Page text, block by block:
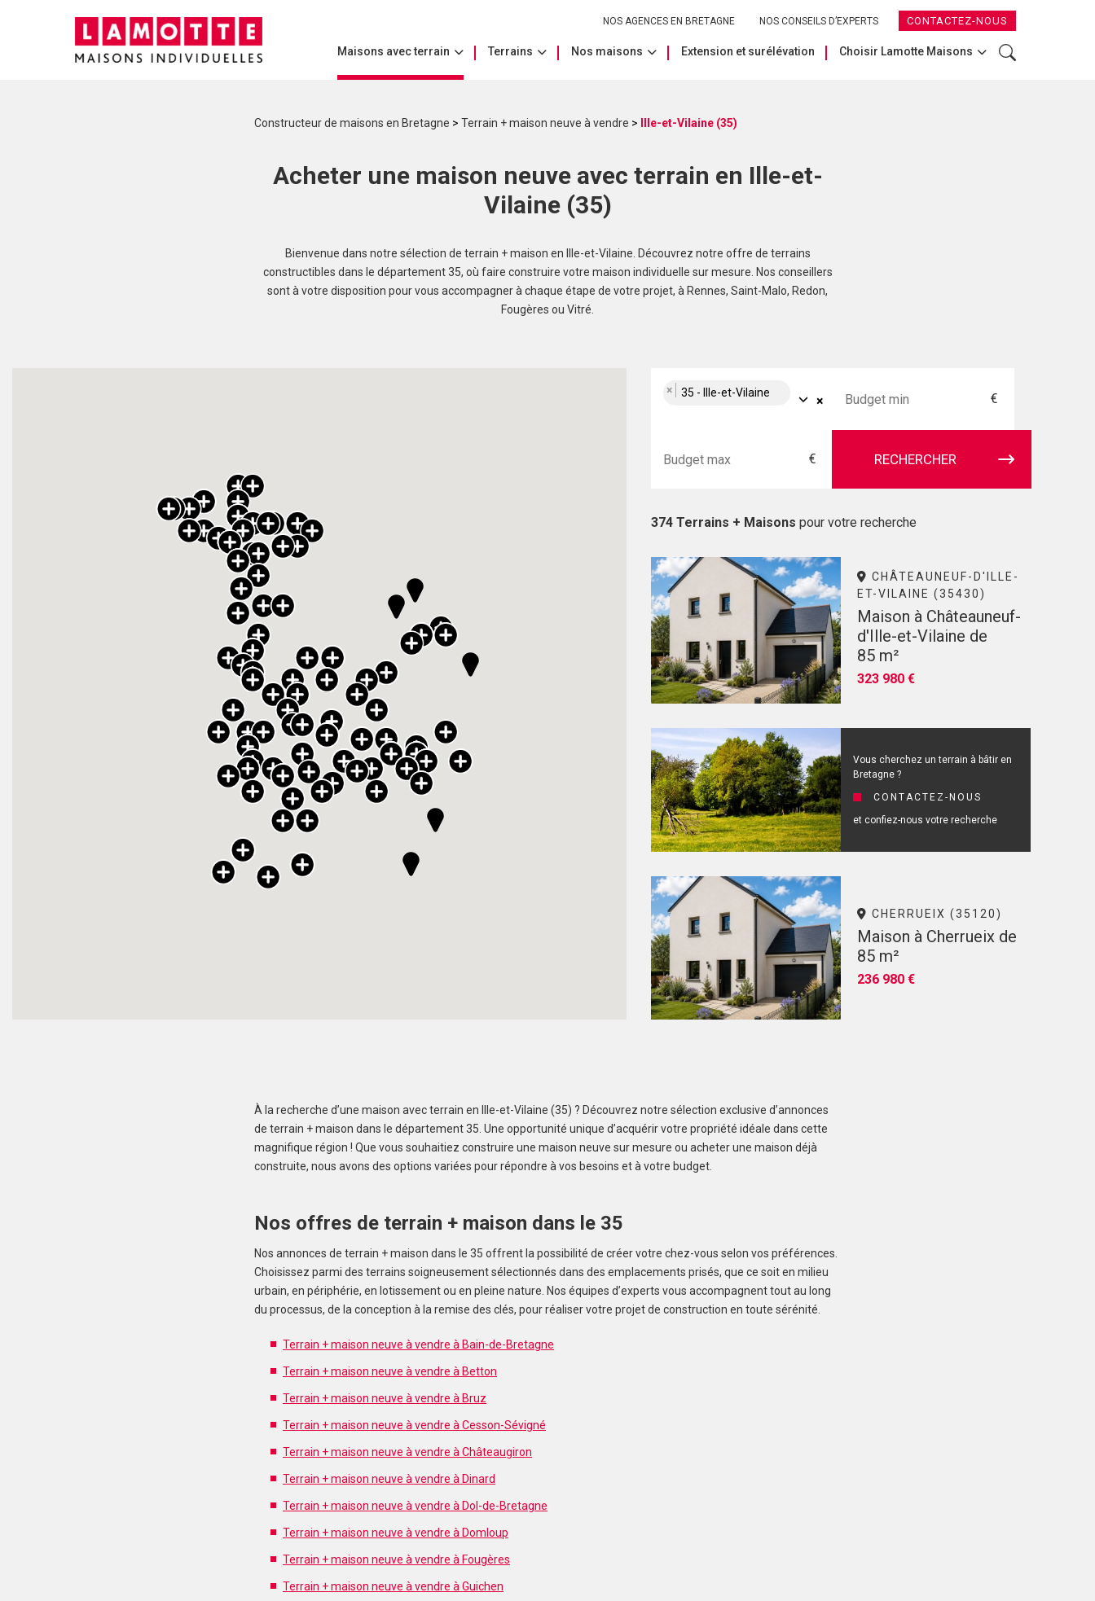
NOS AGENCES EN BRETAGNE NOS CONSEILS D’EXPERTS CONTACTEZ-NOUS
Maisons avec terrain Terrains Nos maisons Extension et surélévation Choisir Lamotte Maisons
Constructeur de maisons en Bretagne > Terrain + maison neuve à vendre > Ille-et-Vilaine (35)
Acheter une maison neuve avec terrain en Ille-et-
Vilaine (35)
Bienvenue dans notre sélection de terrain + maison en Ille-et-Vilaine. Découvrez notre offre de terrains
constructibles dans le département 35, où faire construire votre maison individuelle sur mesure. Nos conseillers
sont à votre disposition pour vous accompagner à chaque étape de votre projet, à Rennes, Saint-Malo, Redon,
Fougères ou Vitré.
×
× 35 - Ille-et-Vilaine €
€ RECHERCHER
374 Terrains + Maisons pour votre recherche
CHÂTEAUNEUF-D'ILLE-
ET-VILAINE (35430)
Maison à Châteauneuf-
d'Ille-et-Vilaine de
85 m²
323 980 €
Vous cherchez un terrain à bâtir en
Bretagne ?
CONTACTEZ-NOUS
et confiez-nous votre recherche
CHERRUEIX (35120)
Maison à Cherrueix de
85 m²
236 980 €
À la recherche d’une maison avec terrain en Ille-et-Vilaine (35) ? Découvrez notre sélection exclusive d’annonces
de terrain + maison dans le département 35. Une opportunité unique d’acquérir votre propriété idéale dans cette
magnifique région ! Que vous souhaitiez construire une maison neuve sur mesure ou acheter une maison déjà
construite, nous avons des options variées pour répondre à vos besoins et à votre budget.
Nos offres de terrain + maison dans le 35
Nos annonces de terrain + maison dans le 35 offrent la possibilité de créer votre chez-vous selon vos préférences.
Choisissez parmi des terrains soigneusement sélectionnés dans des emplacements prisés, que ce soit en milieu
urbain, en périphérie, en lotissement ou en pleine nature. Nos équipes d’experts vous accompagnent tout au long
du processus, de la conception à la remise des clés, pour réaliser votre projet de construction en toute sérénité.
Terrain + maison neuve à vendre à Bain-de-Bretagne
Terrain + maison neuve à vendre à Betton
Terrain + maison neuve à vendre à Bruz
Terrain + maison neuve à vendre à Cesson-Sévigné
Terrain + maison neuve à vendre à Châteaugiron
Terrain + maison neuve à vendre à Dinard
Terrain + maison neuve à vendre à Dol-de-Bretagne
Terrain + maison neuve à vendre à Domloup
Terrain + maison neuve à vendre à Fougères
Terrain + maison neuve à vendre à Guichen